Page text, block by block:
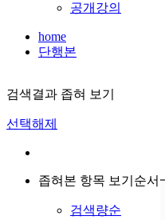
공개강의
home
단행본
검색결과 좁혀 보기
선택해제
좁혀본 항목 보기순서
검색량순